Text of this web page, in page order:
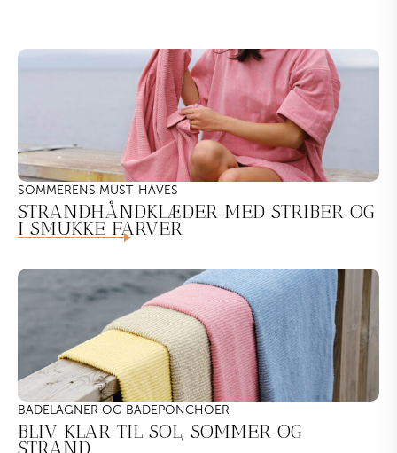
SOMMERENS MUST-HAVES
STRANDHÅNDKLÆDER MED STRIBER OG
I SMUKKE FARVER
BADELAGNER OG BADEPONCHOER
BLIV KLAR TIL SOL, SOMMER OG